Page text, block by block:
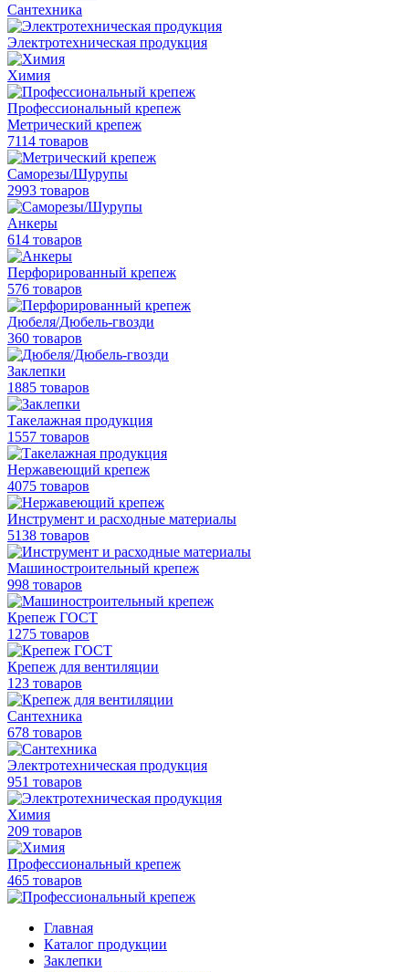
Сантехника
Электротехническая продукция
Химия
Профессиональный крепеж
Метрический крепеж
7114 товаров
Саморезы/Шурупы
2993 товаров
Анкеры
614 товаров
Перфорированный крепеж
576 товаров
Дюбеля/Дюбель-гвозди
360 товаров
Заклепки
1885 товаров
Такелажная продукция
1557 товаров
Нержавеющий крепеж
4075 товаров
Инструмент и расходные материалы
5138 товаров
Машиностроительный крепеж
998 товаров
Крепеж ГОСТ
1275 товаров
Крепеж для вентиляции
123 товаров
Сантехника
678 товаров
Электротехническая продукция
951 товаров
Химия
209 товаров
Профессиональный крепеж
465 товаров
Главная
Каталог продукции
Заклепки